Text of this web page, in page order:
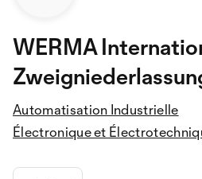
WERMA
Automatisation Industrielle
Électronique et